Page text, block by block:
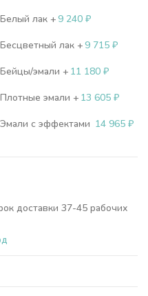
лак +9 240 ₽
лак +9 715 ₽
эмали + 11 180 ₽
эмали + 13 605 ₽
с эффектами 14 965₽
доставки 37-45 рабочих